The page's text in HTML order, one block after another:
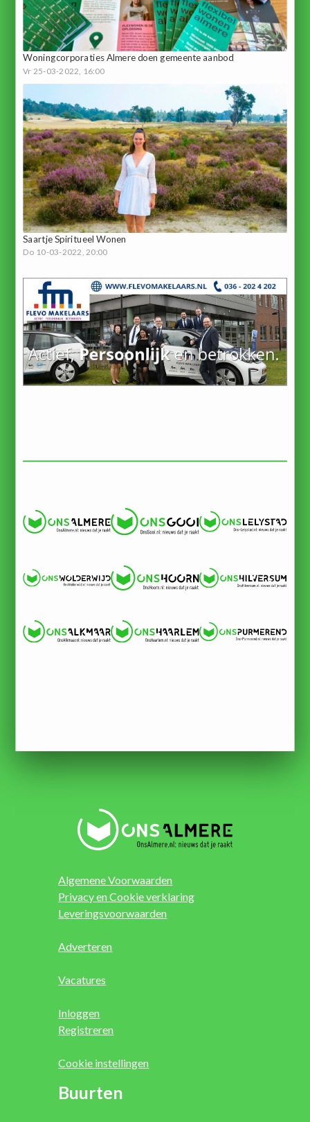
Woningcorporaties Almere doen gemeente aanbod
Vr 25-03-2022, 16:00
Saartje Spiritueel Wonen
Do 10-03-2022, 20:00
Algemene Voorwaarden
Privacy en Cookie verklaring
Leveringsvoorwaarden
Adverteren
Vacatures
Inloggen
Registreren
Cookie instellingen
Buurten